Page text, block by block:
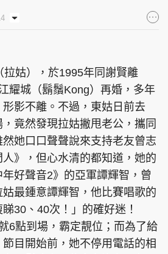
cazbuyer 東Touch
星島頭條 星島日報
星島環球 The Standard
姑），於1995年同謝賢離
耀城（鬍鬚Kong）再婚，多年
影不離。不過，東姑日前去
，竟然發現拉姑撇甩老公，攜同
她口口聲聲說來支持老友曾志
》，但心水清的都知道，她的
好聲音2》的亞軍譚輝智，曾
最鍾意譚輝智，他比賽唱歌的
30、40次！」的確好迷！
6點到場，霸定靚位；而為了給
目開始前，她不停用電話的相